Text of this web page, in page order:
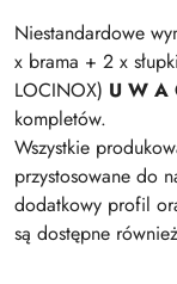
Niestandardowe
x brama + 2 x
LOCINOX) U W A
kompletów.
Wszystkie
przystosowane do
dodatkowy profil
są dostępne